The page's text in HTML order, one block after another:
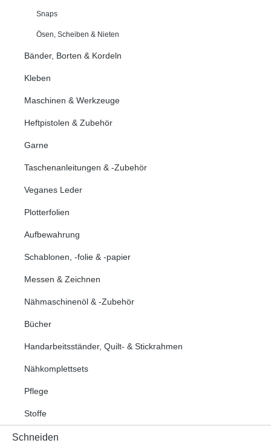
Snaps
Ösen, Scheiben & Nieten
Bänder, Borten & Kordeln
Kleben
Maschinen & Werkzeuge
Heftpistolen & Zubehör
Garne
Taschenanleitungen & -Zubehör
Veganes Leder
Plotterfolien
Aufbewahrung
Schablonen, -folie & -papier
Messen & Zeichnen
Nähmaschinenöl & -Zubehör
Bücher
Handarbeitsständer, Quilt- & Stickrahmen
Nähkomplettsets
Pflege
Stoffe
Schneiden